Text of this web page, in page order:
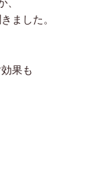
ました。
果も